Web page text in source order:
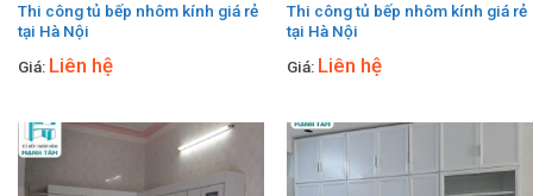
Thi công tủ bếp nhôm kính giá rẻ
tại Hà Nội
Giá: Liên hệ
Thi công tủ bếp nhôm kính giá rẻ
tại Hà Nội
Giá: Liên hệ